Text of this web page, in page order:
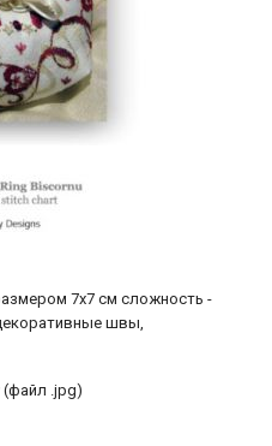
7х7 см сложность -
швы,
(файл .jpg)